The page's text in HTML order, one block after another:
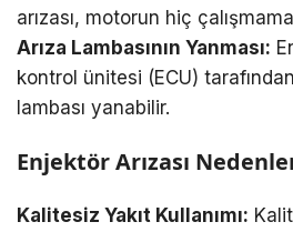
arızası, motorun hiç
Arıza Lambasının Yanması:
kontrol ünitesi (ECU)
lambası yanabilir.
Enjektör Arızası
Kalitesiz Yakıt Kullanımı: